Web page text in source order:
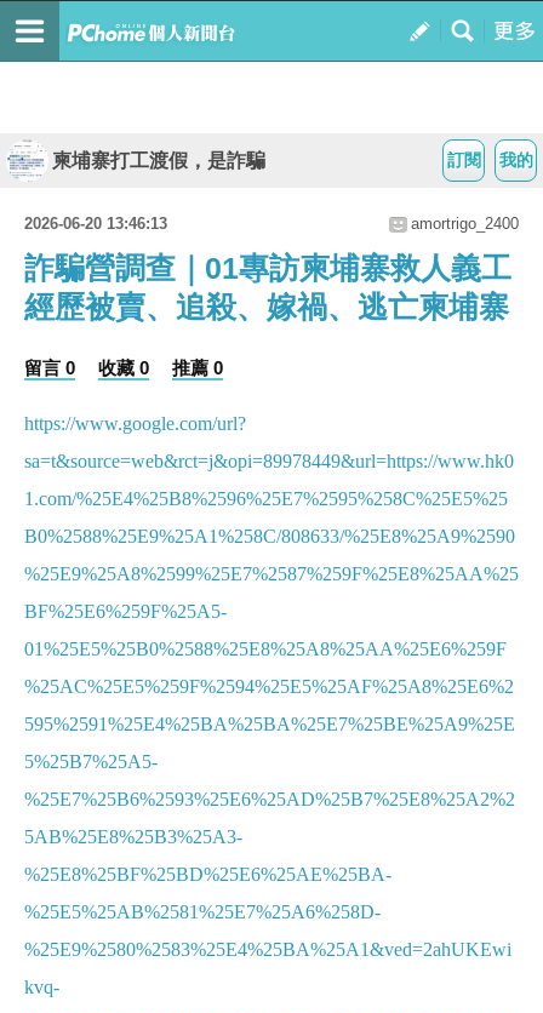
我的
訂閱
柬埔寨打工渡假，是詐騙
2026-06-20 13:46:13 amortrigo_2400
詐騙營調查｜01專訪柬埔寨救人義工
經歷被賣、追殺、嫁禍、逃亡柬埔寨
留言 0 收藏 0 推薦 0
https://www.google.com/url?
sa=t&source=web&rct=j&opi=89978449&url=https://www.hk0
1.com/%25E4%25B8%2596%25E7%2595%258C%25E5%25
B0%2588%25E9%25A1%258C/808633/%25E8%25A9%2590
%25E9%25A8%2599%25E7%2587%259F%25E8%25AA%25
BF%25E6%259F%25A5-
01%25E5%25B0%2588%25E8%25A8%25AA%25E6%259F
%25AC%25E5%259F%2594%25E5%25AF%25A8%25E6%2
595%2591%25E4%25BA%25BA%25E7%25BE%25A9%25E
5%25B7%25A5-
%25E7%25B6%2593%25E6%25AD%25B7%25E8%25A2%2
5AB%25E8%25B3%25A3-
%25E8%25BF%25BD%25E6%25AE%25BA-
%25E5%25AB%2581%25E7%25A6%258D-
%25E9%2580%2583%25E4%25BA%25A1&ved=2ahUKEwi
kvq-